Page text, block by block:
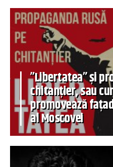
”Libertatea” și
chitanțier, sau
promovează
al Moscovei